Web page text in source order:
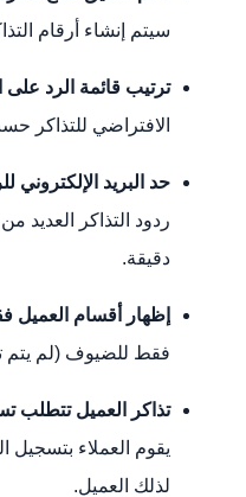
سيتم إنشاء أرقام
ترتيب قائمة الرد على
الافتراضي للتذاكر
حد البريد الإلكتروني
دقيقة.
إظهار أقسام العميل
فقط للضيوف (لم يتم
تذاكر العميل تتطلب
يقوم العملاء
لذلك العميل.